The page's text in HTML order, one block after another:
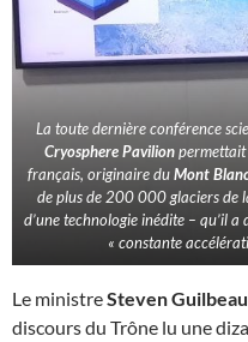
La toute dernière conférence
Cryosphere Pavilionpermettait
français, originaire duMont
de plus de 200 000 glaciers de
d’une technologie inédite – qu’il a
« constante
Le ministreSteven
discours du Trône lu une